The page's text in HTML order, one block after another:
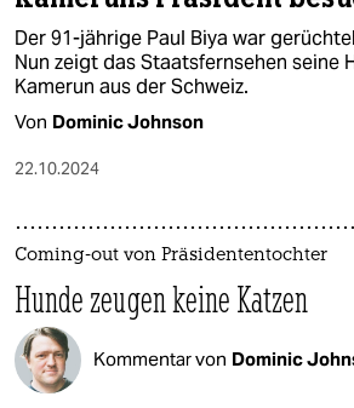
Der 91-jährige Paul Biya war
Nun zeigt das Staatsfernsehen seine
Kamerun aus der Schweiz.
Von Dominic Johnson
22.10.2024
Coming-out von Präsidententochter
Hunde zeugen keine Katzen
Kommentar von Dominic